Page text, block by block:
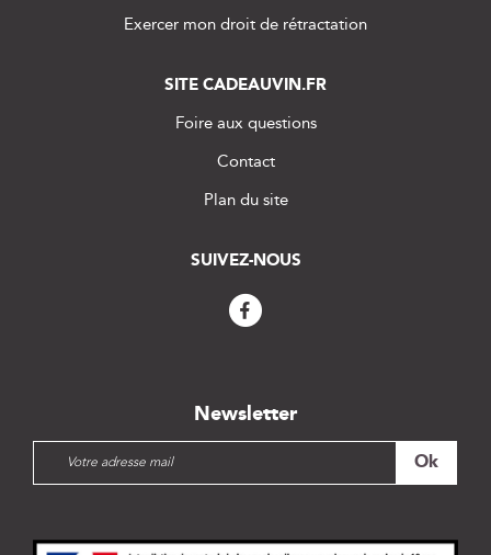
Exercer mon droit de rétractation
SITE CADEAUVIN.FR
Foire aux questions
Contact
Plan du site
SUIVEZ-NOUS
Newsletter
I
r
Ok